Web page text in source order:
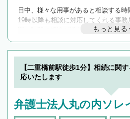
日中、様々な用事があると相談する時
19時以降も相談に対応してくれる事務
遅い時間の相談が増えそうな場合はそ
んで検索してみましょう。
19時以降TEL可
を加えて再
もっと見る
【二重橋前駅徒歩1分】相続に関
応いたします
弁護士法人丸の内ソレ